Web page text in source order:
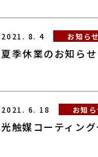
2021. 8. 4 お知らせ
夏季休業のお知らせ
2021. 6. 18 お知ら
光触媒コーティン